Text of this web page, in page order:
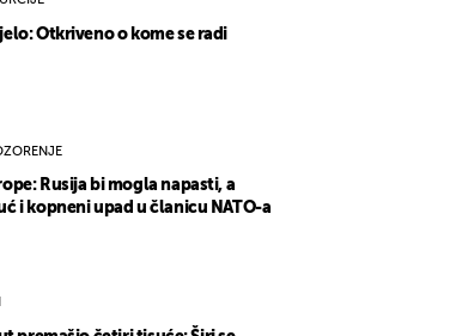
Otkriveno o kome se radi
Rusija bi mogla napasti, a
i kopneni upad u članicu NATO-a